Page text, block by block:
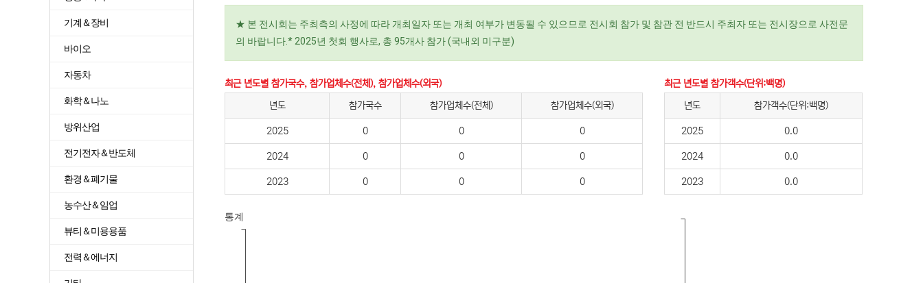
★ 본 전시회는 주최측의 사정에 따라 개최일자 또는 개최 여부가 변동될 수 있으므로 전시회 참가 및 참관 전 반드시 주최자 또는 전시장으로 사전문
의 바랍니다.* 2025년 첫회 행사로, 총 95개사 참가 (국내외 미구분)
최근 년도별 참가국수, 참가업체수(전체), 참가업체수(외국)
년도
참가국수 참가업체수(전체) 참가업체수(외국)
2025 0 0 0
2024 0 0 0
2023 0 0 0
최근 년도별 참가객수(단위:백명)
년도
참가객수(단위:백명)
2025 0.0
2024 0.0
2023 0.0
통계
기계＆장비
바이오
자동차
화학＆나노
방위산업
전기전자＆반도체
환경＆폐기물
농수산＆임업
뷰티＆미용용품
전력＆에너지